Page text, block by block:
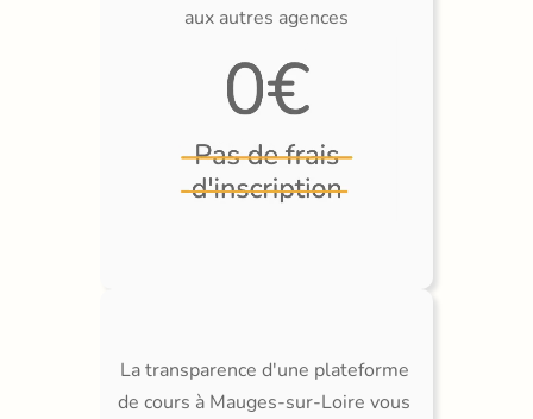
aux autres agences
La transparence d'une plateforme
de cours à Mauges-sur-Loire vous